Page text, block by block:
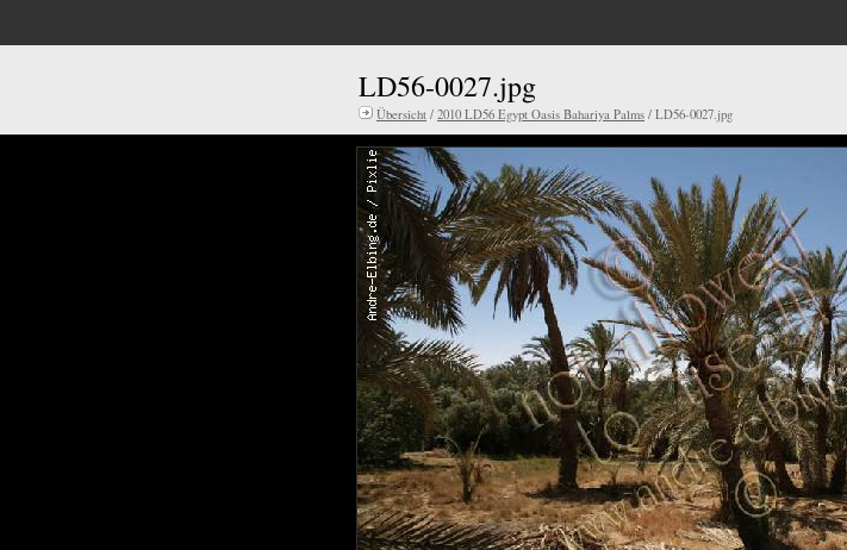
LD56-0027.jpg
Übersicht / 2010 LD56 Egypt Oasis Bahariya Palms / LD56-0027.jpg